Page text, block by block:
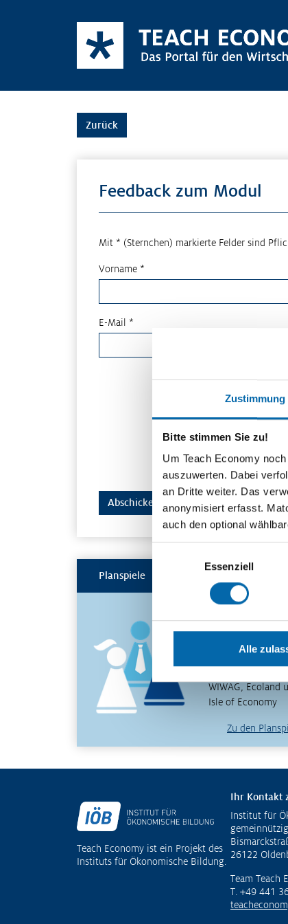
Zustimmung
Bitte stimmen Sie zu!
Um Teach Economy
auszuwerten. Dabei
an Dritte weiter. Das
anonymisiert erfasst.
auch den optional
Essenziell
Alle
Zurück
Feedback zum Modul
Mit * (Sternchen) markierte Felder sind
Vorname *
E-Mail *
Planspiele
erfahren und
WIWAG, Ecoland
Isle of Economy
Zu den
Fußzeile
Teach Economy ist ein Projekt des
Instituts für Ökonomische Bildung.
Ihr Kontakt
Institut für
26122
Team Teach
T. +49 441